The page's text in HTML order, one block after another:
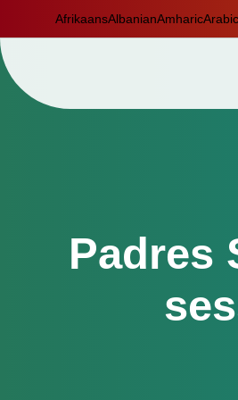
AfrikaansAlbanianAmharicArabic
Padres